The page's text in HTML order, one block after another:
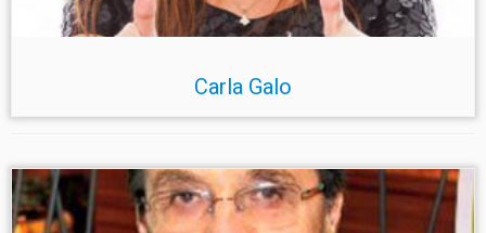
Carla Galo